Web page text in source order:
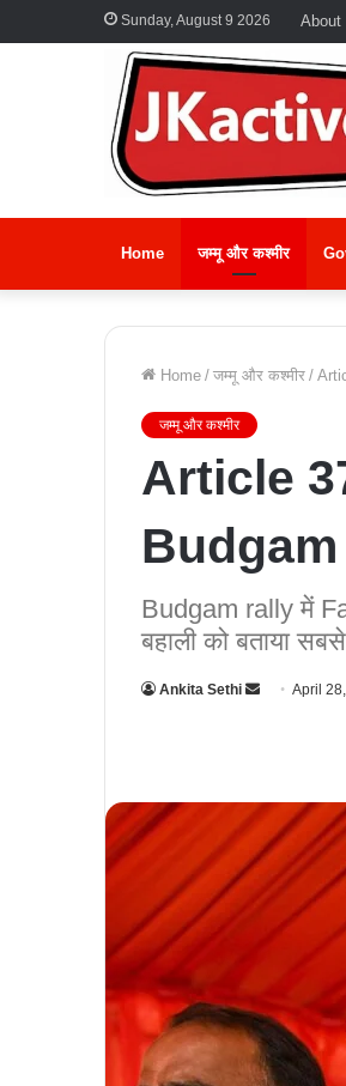
Sunday, August 9 2026 About
Home जम्मू और कश्मीर
Home / जम्मू और कश्मीर /
जम्मू और कश्मीर
Article
Budgam
Budgam rally में
बहाली को बताया सबसे
Ankita Sethi
a
e
April